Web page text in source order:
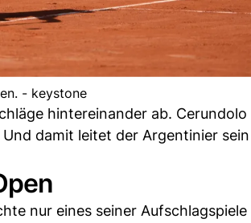
- keystone
hintereinander ab. Cerundolo
damit leitet der Argentinier sein
nur eines seiner Aufschlagspiele